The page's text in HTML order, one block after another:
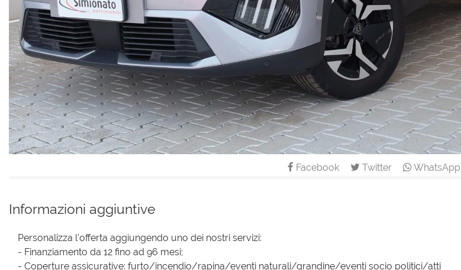
Facebook Twitter WhatsApp
Informazioni aggiuntive
Personalizza l'offerta aggiungendo uno dei nostri servizi:
- Finanziamento da 12 fino ad 96 mesi;
- Coperture assicurative: furto/incendio/rapina/eventi naturali/grandine/eventi socio politici/atti